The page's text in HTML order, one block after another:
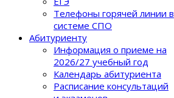
Телефоны горячей линии в
системе СПО
Абитуриенту
Информация о приеме на
2026/27 учебный год
Календарь абитуриента
Расписание консультаций